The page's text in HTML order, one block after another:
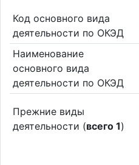
Код основного вида
деятельности по ОКЭД
Наименование
основного вида
деятельности по ОКЭД
Прежние виды
деятельности (всего 1)